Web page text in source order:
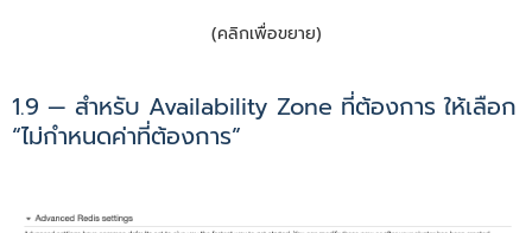
(คลิกเพื่อขยาย)
1.9 — สำหรับ Availability Zone ที่ต้องการ ให้เลือก
“ไม่กำหนดค่าที่ต้องการ”